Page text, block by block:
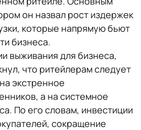
он назвал рост издержек
которые напрямую бьют
бизнеса.
выживания для бизнеса,
что ритейлерам следует
экстренное
а на системное
По его словам, инвестиции
сокращение